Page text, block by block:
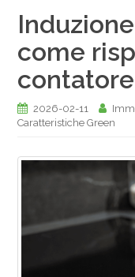
come
2026-02-11
Caratteristiche Green